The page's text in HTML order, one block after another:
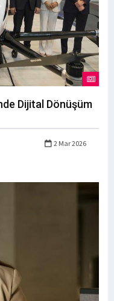
Dijital Dönüşüm
2 Mar 2026